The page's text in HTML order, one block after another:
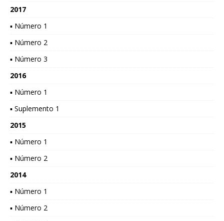
2017
▪ Número 1
▪ Número 2
▪ Número 3
2016
▪ Número 1
▪ Suplemento 1
2015
▪ Número 1
▪ Número 2
2014
▪ Número 1
▪ Número 2